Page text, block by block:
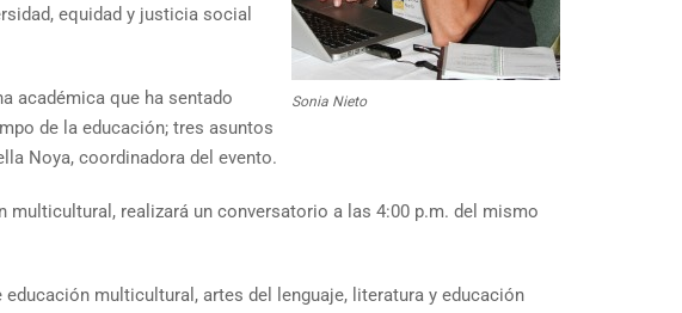
Sonia Nieto
equidad y justicia social
académica que ha sentado
de la educación; tres asuntos
Noya, coordinadora del evento.
realizará un conversatorio a las 4:00 p.m. del mismo
multicultural, artes del lenguaje, literatura y educación